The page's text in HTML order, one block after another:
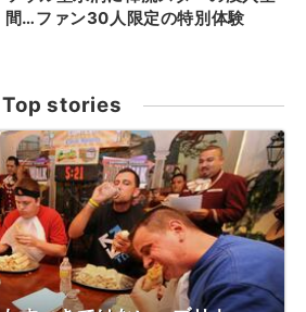
間…ファン30人限定の特別体験
Top stories